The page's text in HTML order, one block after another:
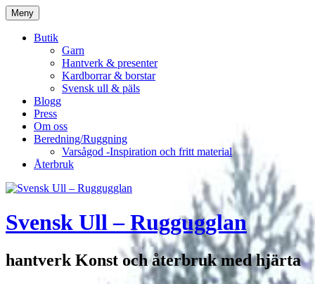
Hoppa
till
innehåll
Meny
Butik
Garn
Hantverk & presenter
Kardborrar & borstar
Svensk ull & päls
Blogg
Press
Om oss
Beredning/Ruggning
Varsågod -Inspiration och fritt material
Återbruk
Svensk Ull – Ruggugglan
hantverk Konst och återbruk med hjärta